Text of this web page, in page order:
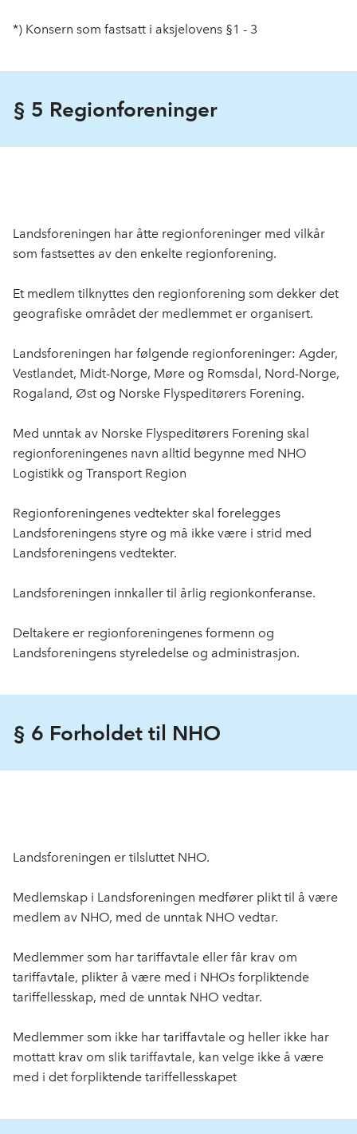
*) Konsern som fastsatt i aksjelovens §1 - 3
§ 5 Regionforeninger
Landsforeningen har åtte regionforeninger med vilkår
som fastsettes av den enkelte regionforening.
Et medlem tilknyttes den regionforening som dekker det
geografiske området der medlemmet er organisert.
Landsforeningen har følgende regionforeninger: Agder,
Vestlandet, Midt-Norge, Møre og Romsdal, Nord-Norge,
Rogaland, Øst og Norske Flyspeditørers Forening.
Med unntak av Norske Flyspeditørers Forening skal
regionforeningenes navn alltid begynne med NHO
Logistikk og Transport Region
Regionforeningenes vedtekter skal forelegges
Landsforeningens styre og må ikke være i strid med
Landsforeningens vedtekter.
Landsforeningen innkaller til årlig regionkonferanse.
Deltakere er regionforeningenes formenn og
Landsforeningens styreledelse og administrasjon.
§ 6 Forholdet til NHO
Landsforeningen er tilsluttet NHO.
Medlemskap i Landsforeningen medfører plikt til å være
medlem av NHO, med de unntak NHO vedtar.
Medlemmer som har tariffavtale eller får krav om
tariffavtale, plikter å være med i NHOs forpliktende
tariffellesskap, med de unntak NHO vedtar.
Medlemmer som ikke har tariffavtale og heller ikke har
mottatt krav om slik tariffavtale, kan velge ikke å være
med i det forpliktende tariffellesskapet